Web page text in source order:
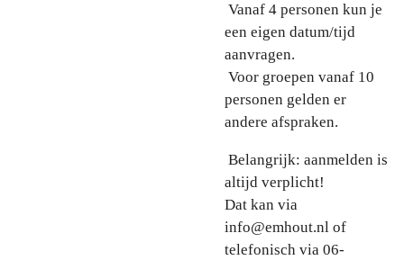
Vanaf 4 personen kun je
een eigen datum/tijd
aanvragen.
Voor groepen vanaf 10
personen gelden er
andere afspraken.
Belangrijk: aanmelden is
altijd verplicht!
Dat kan via
info@emhout.nl of
telefonisch via 06-